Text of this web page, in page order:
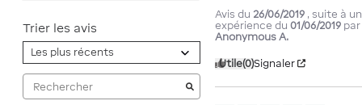
Trier les avis
Avis du 26/06/2019 , suite à
expérience du01/06/2019 par
Anonymous A.
Utile(0)Signaler